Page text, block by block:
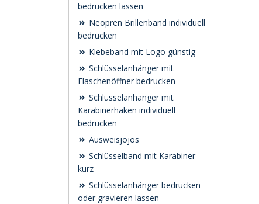
bedrucken lassen
Neopren Brillenband individuell
bedrucken
Klebeband mit Logo günstig
Schlüsselanhänger mit
Flaschenöffner bedrucken
Schlüsselanhänger mit
Karabinerhaken individuell
bedrucken
Ausweisjojos
Schlüsselband mit Karabiner
kurz
Schlüsselanhänger bedrucken
oder gravieren lassen